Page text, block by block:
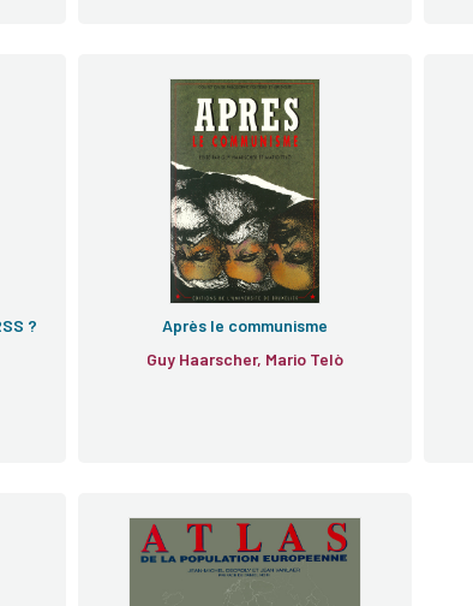
?
Après le communisme
Guy Haarscher, Mario Telò